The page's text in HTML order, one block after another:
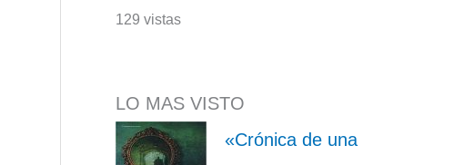
129 vistas
LO MAS VISTO
«Crónica de una